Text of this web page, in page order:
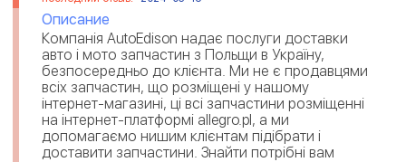
Описание
Компанія AutoEdison надає послуги доставки
авто і мото запчастин з Польщи в Україну,
безпосередньо до клієнта. Ми не є продавцями
всіх запчастин, що розміщені у нашому
інтернет-магазині, ці всі запчастини розміщенні
на інтернет-платформі allegro.pl, а ми
допомагаємо нишим клієнтам підібрати і
доставити запчастини. Знайти потрібні вам